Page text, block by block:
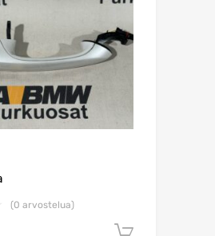
(0 arvostelua)